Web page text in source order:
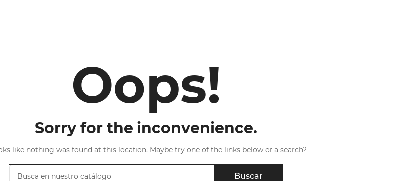
Oops!
Sorry for the inconvenience.
like nothing was found at this location. Maybe try one of the links below or a search?
Buscar